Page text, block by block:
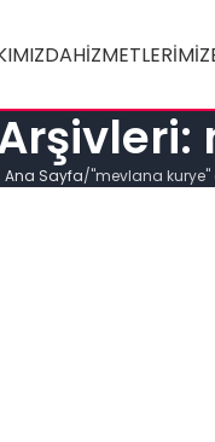
HIZMETLERIMIZ
Ana Sayfa "mevlana kurye"